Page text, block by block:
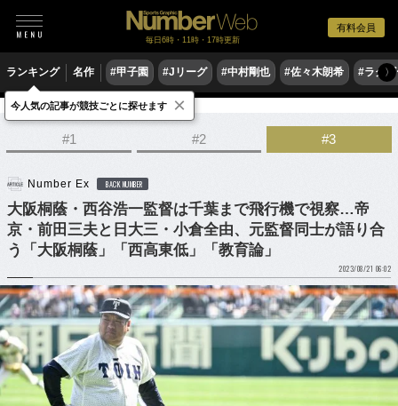
有料会員
毎日6時・11時・17時更新
ランキング 名作 #甲子園 #Jリーグ #中村剛也 #佐々木朗希 #ラグ〉
野球 高校野球
#1 #2 #3
Number Ex BACK NUMBER
大阪桐蔭・西谷浩一監督は千葉まで飛行機で視察…帝
京・前田三夫と日大三・小倉全由、元監督同士が語り合
う「大阪桐蔭」「西高東低」「教育論」
2023/08/21 06:02
今人気の記事が競技ごとに探せます ×